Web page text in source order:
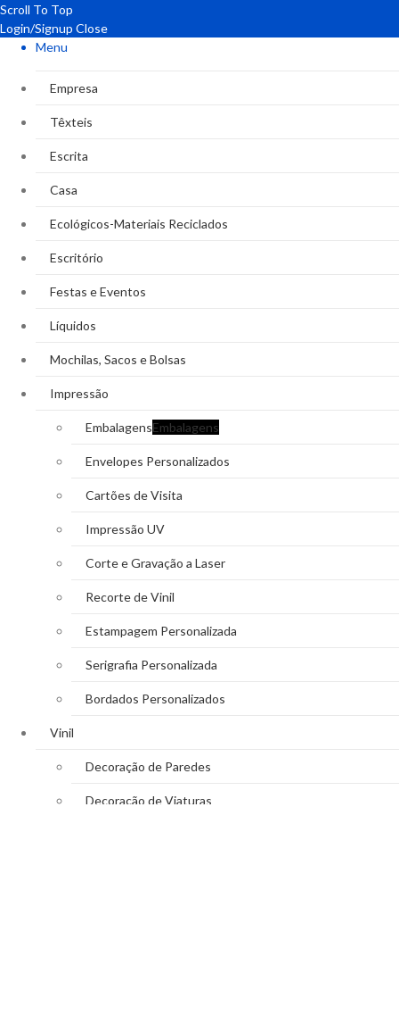
Scroll To Top
Login/Signup Close
Menu
Empresa
Têxteis
Escrita
Casa
Ecológicos-Materiais Reciclados
Escritório
Festas e Eventos
Líquidos
Mochilas, Sacos e Bolsas
Impressão
EmbalagensEmbalagens
Envelopes Personalizados
Cartões de Visita
Impressão UV
Corte e Gravação a Laser
Recorte de Vinil
Estampagem Personalizada
Serigrafia Personalizada
Bordados Personalizados
Vinil
Decoração de Paredes
Decoração de Viaturas